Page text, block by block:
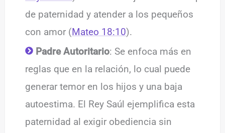
de paternidad y atender a los pequeños
con amor (Mateo 18:10).
Padre Autoritario: Se enfoca más en
reglas que en la relación, lo cual puede
generar temor en los hijos y una baja
autoestima. El Rey Saúl ejemplifica esta
paternidad al exigir obediencia sin